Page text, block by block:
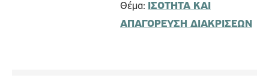
Θέμα: ΙΣΟΤΗΤΑ ΚΑΙ
ΑΠΑΓΟΡΕΥΣΗ ΔΙΑΚΡΙΣΕΩΝ